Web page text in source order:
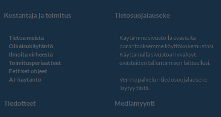
Kustantaja ja toimitus
Tietoa meistä
Oikaisukäytäntö
Ilmoita virheestä
Toimitusperiaatteet
Eettiset ohjeet
AI-käytäntö
Tietosuojalauseke
Käytämme sivustolla evästeitä
parantaaksemme käyttökokemustasi.
Käyttämällä sivustoa hyväksyt
evästeiden tallentamisen laitteellesi.
Verkkopalvelun tiedosuojalauseke
löytyy tästä.
Tiedotteet Mediamyynti